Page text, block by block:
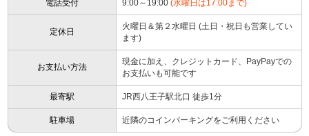
電話受付 9:00～19:00 (水曜日は17:00まで)
定休日
火曜日＆第２水曜日 (土日・祝日も営業してい
ます)
お支払い方法
現金に加え、クレジットカード、PayPayでの
お支払いも可能です
最寄駅 JR西八王子駅北口 徒歩1分
駐車場 近隣のコインパーキングをご利用ください